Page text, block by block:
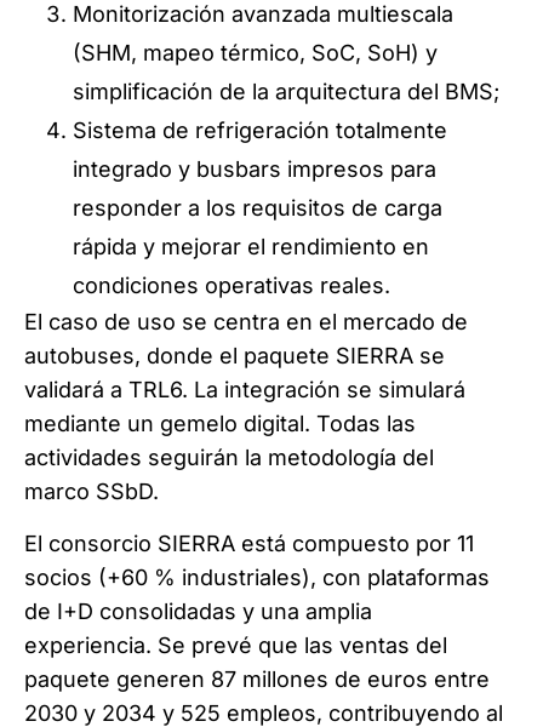
Monitorización avanzada multiescala
(SHM, mapeo térmico, SoC, SoH) y
simplificación de la arquitectura del BMS;
Sistema de refrigeración totalmente
integrado y busbars impresos para
responder a los requisitos de carga
rápida y mejorar el rendimiento en
condiciones operativas reales.
El caso de uso se centra en el mercado de
autobuses, donde el paquete SIERRA se
validará a TRL6. La integración se simulará
mediante un gemelo digital. Todas las
actividades seguirán la metodología del
marco SSbD.
El consorcio SIERRA está compuesto por 11
socios (+60 % industriales), con plataformas
de I+D consolidadas y una amplia
experiencia. Se prevé que las ventas del
paquete generen 87 millones de euros entre
2030 y 2034 y 525 empleos, contribuyendo al